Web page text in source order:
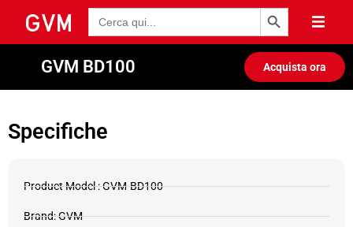
Ricerca
per:
Pulsante di ricerca
GVM BD100 Acquista ora
Specifiche
Product Model : GVM-BD100
Brand: GVM